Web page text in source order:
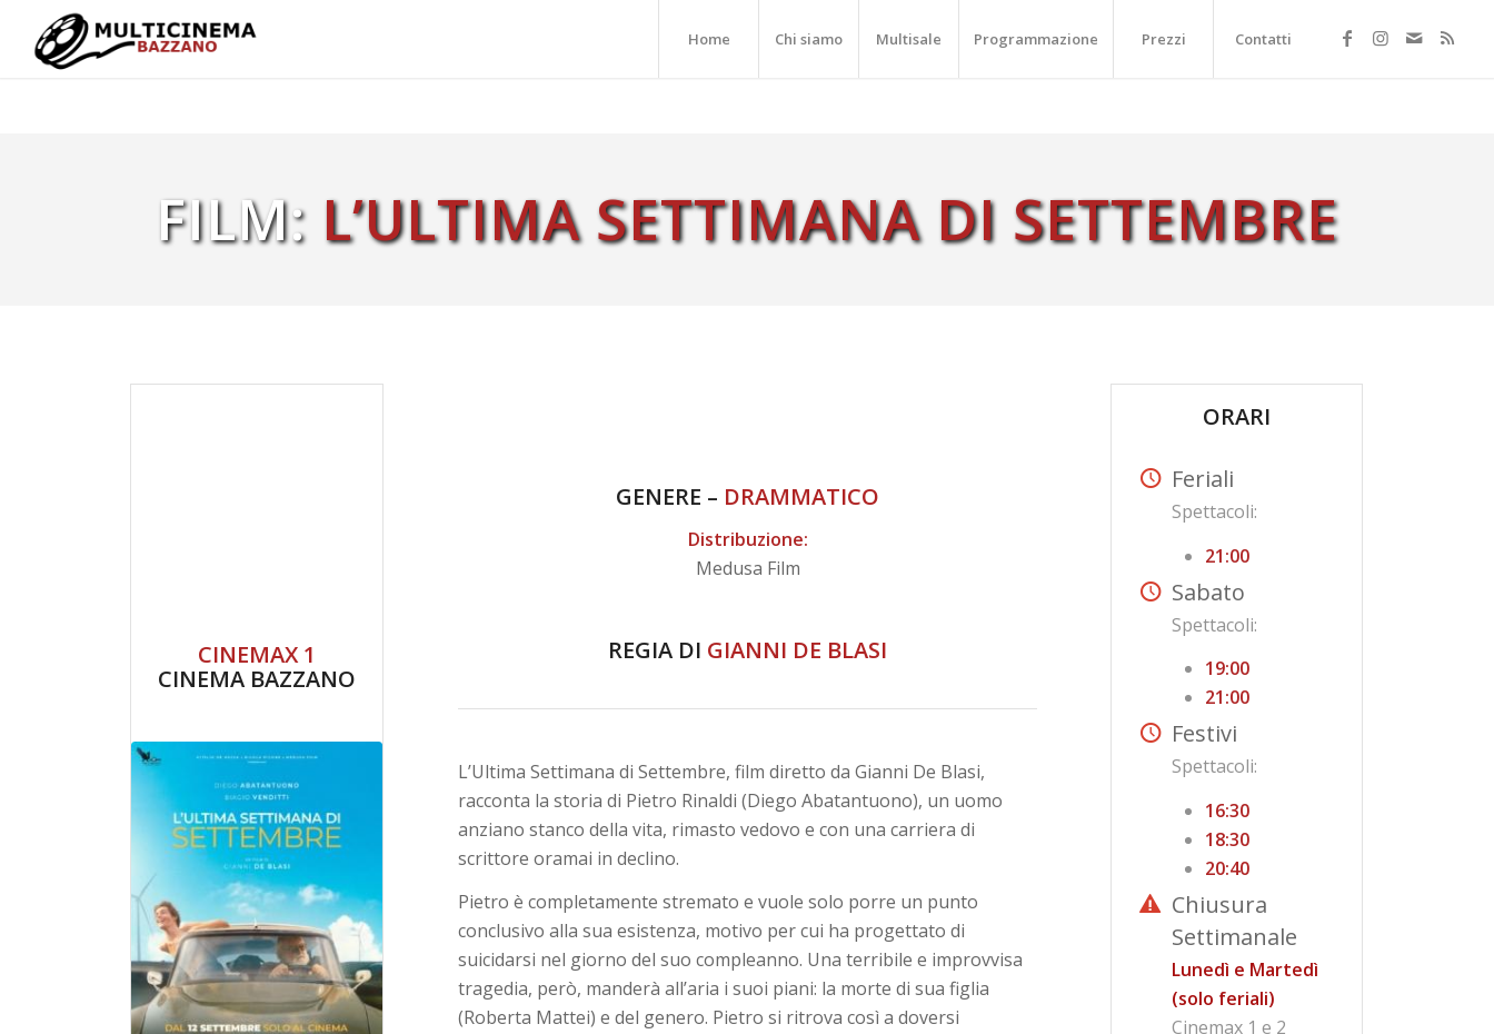
Home Chi siamo Multisale Programmazione Prezzi Contatti
FILM: L’ULTIMA SETTIMANA DI SETTEMBRE
CINEMAX 1
CINEMA BAZZANO
GENERE – DRAMMATICO
Distribuzione:
Medusa Film
REGIA DI GIANNI DE BLASI
L’Ultima Settimana di Settembre, film diretto da Gianni De Blasi,
racconta la storia di Pietro Rinaldi (Diego Abatantuono), un uomo
anziano stanco della vita, rimasto vedovo e con una carriera di
scrittore oramai in declino.
Pietro è completamente stremato e vuole solo porre un punto
conclusivo alla sua esistenza, motivo per cui ha progettato di
suicidarsi nel giorno del suo compleanno. Una terribile e improvvisa
tragedia, però, manderà all’aria i suoi piani: la morte di sua figlia
(Roberta Mattei) e del genero. Pietro si ritrova così a doversi
ORARI
Feriali
Spettacoli:
21:00
Sabato
Spettacoli:
19:00
21:00
Festivi
Spettacoli:
16:30
18:30
20:40
Chiusura
Settimanale
Lunedì e Martedì
(solo feriali)
Cinemax 1 e 2